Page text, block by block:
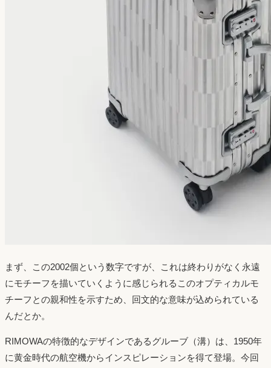
まず、この2002個という数字ですが、これは終わりがなく永遠
にモチーフを描いていくように感じられるこのオプティカルモ
チーフとの親和性を示すため、回文的な意味が込められている
んだとか。
RIMOWAの特徴的なデザインであるグルーブ（溝）は、1950年
に黄金時代の航空機からインスピレーションを得て登場。今回